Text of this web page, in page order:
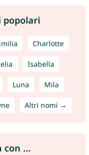
popolari
Charlotte
Isabella
Luna Mila
Altri nomi →
con ...